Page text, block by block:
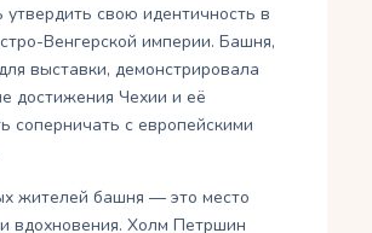
утвердить свою идентичность в
Венгерской империи. Башня,
выставки, демонстрировала
достижения Чехии и её
соперничать с европейскими
жителей башня — это место
вдохновения. Холм Петршин